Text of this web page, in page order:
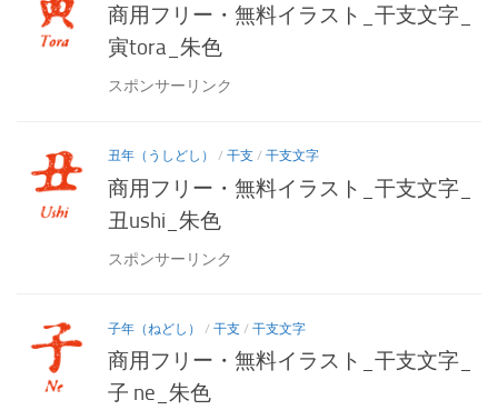
商用フリー・無料イラスト_干支文字_
寅tora_朱色
スポンサーリンク
丑年（うしどし） / 干支 / 干支文字
商用フリー・無料イラスト_干支文字_
丑ushi_朱色
スポンサーリンク
子年（ねどし） / 干支 / 干支文字
商用フリー・無料イラスト_干支文字_
子 ne_朱色